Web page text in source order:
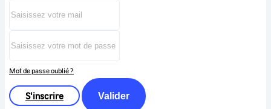
Mot de passe oublié ?
S'inscrire Valider